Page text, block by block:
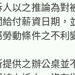
人以之推論為對
付薪資日期，
動條件之不利
之辦公桌並